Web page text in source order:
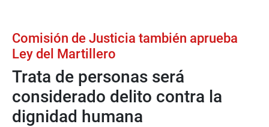
Comisión de Justicia también aprueba
Ley del Martillero
Trata de personas será
considerado delito contra la
dignidad humana